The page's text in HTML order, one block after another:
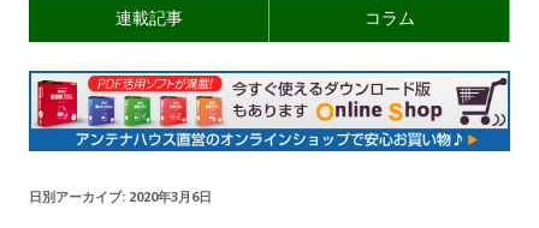
連載記事 コラム
日別アーカイブ: 2020年3月6日